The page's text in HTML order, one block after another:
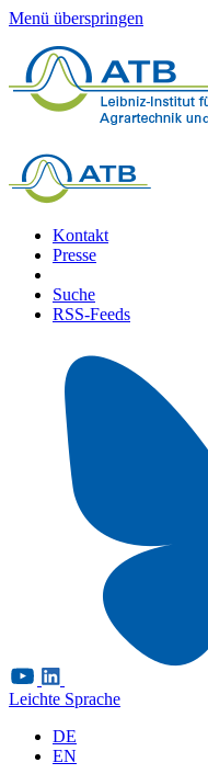
Menü überspringen
Kontakt
Presse
Suche
RSS-Feeds
Leichte Sprache
DE
EN